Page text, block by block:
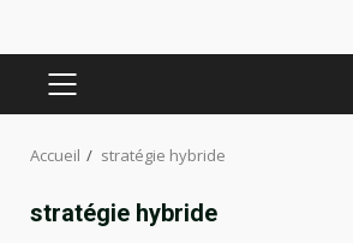
MENU
Accueil stratégie hybride
stratégie hybride